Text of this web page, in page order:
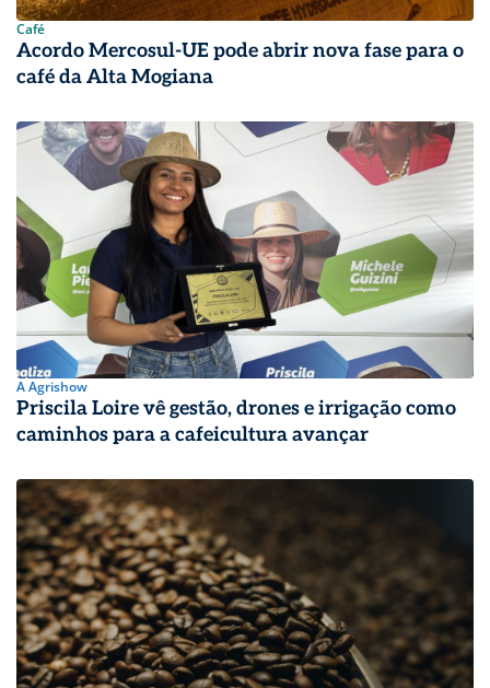
Café
Acordo Mercosul-UE pode abrir nova fase para o
café da Alta Mogiana
A Agrishow
Priscila Loire vê gestão, drones e irrigação como
caminhos para a cafeicultura avançar